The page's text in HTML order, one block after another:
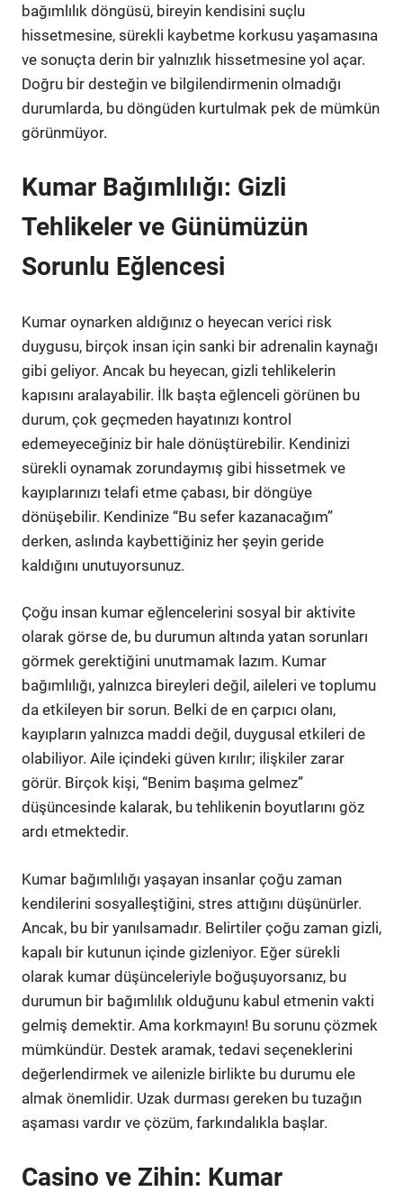
bağımlılık döngüsü, bireyin kendisini suçlu
hissetmesine, sürekli kaybetme korkusu yaşamasına
ve sonuçta derin bir yalnızlık hissetmesine yol açar.
Doğru bir desteğin ve bilgilendirmenin olmadığı
durumlarda, bu döngüden kurtulmak pek de mümkün
görünmüyor.
Kumar Bağımlılığı: Gizli
Tehlikeler ve Günümüzün
Sorunlu Eğlencesi
Kumar oynarken aldığınız o heyecan verici risk
duygusu, birçok insan için sanki bir adrenalin kaynağı
gibi geliyor. Ancak bu heyecan, gizli tehlikelerin
kapısını aralayabilir. İlk başta eğlenceli görünen bu
durum, çok geçmeden hayatınızı kontrol
edemeyeceğiniz bir hale dönüştürebilir. Kendinizi
sürekli oynamak zorundaymış gibi hissetmek ve
kayıplarınızı telafi etme çabası, bir döngüye
dönüşebilir. Kendinize “Bu sefer kazanacağım”
derken, aslında kaybettiğiniz her şeyin geride
kaldığını unutuyorsunuz.
Çoğu insan kumar eğlencelerini sosyal bir aktivite
olarak görse de, bu durumun altında yatan sorunları
görmek gerektiğini unutmamak lazım. Kumar
bağımlılığı, yalnızca bireyleri değil, aileleri ve toplumu
da etkileyen bir sorun. Belki de en çarpıcı olanı,
kayıpların yalnızca maddi değil, duygusal etkileri de
olabiliyor. Aile içindeki güven kırılır; ilişkiler zarar
görür. Birçok kişi, “Benim başıma gelmez”
düşüncesinde kalarak, bu tehlikenin boyutlarını göz
ardı etmektedir.
Kumar bağımlılığı yaşayan insanlar çoğu zaman
kendilerini sosyalleştiğini, stres attığını düşünürler.
Ancak, bu bir yanılsamadır. Belirtiler çoğu zaman gizli,
kapalı bir kutunun içinde gizleniyor. Eğer sürekli
olarak kumar düşünceleriyle boğuşuyorsanız, bu
durumun bir bağımlılık olduğunu kabul etmenin vakti
gelmiş demektir. Ama korkmayın! Bu sorunu çözmek
mümkündür. Destek aramak, tedavi seçeneklerini
değerlendirmek ve ailenizle birlikte bu durumu ele
almak önemlidir. Uzak durması gereken bu tuzağın
aşaması vardır ve çözüm, farkındalıkla başlar.
Casino ve Zihin: Kumar